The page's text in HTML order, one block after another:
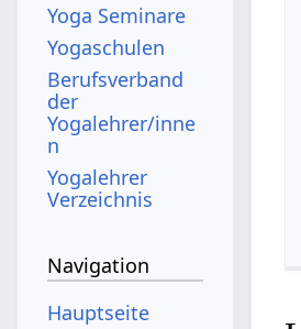
Yoga Seminare
Yogaschulen
Berufsverband
der
Yogalehrer/inne
n
Yogalehrer
Verzeichnis
Navigation
Hauptseite